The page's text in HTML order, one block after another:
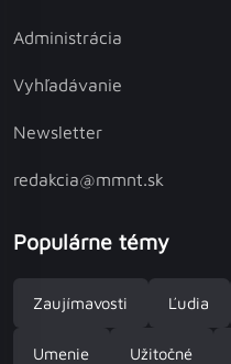
Administrácia
Vyhľadávanie
Newsletter
redakcia@mmnt.sk
Populárne témy
Zaujímavosti Ľudia
Umenie Užitočné